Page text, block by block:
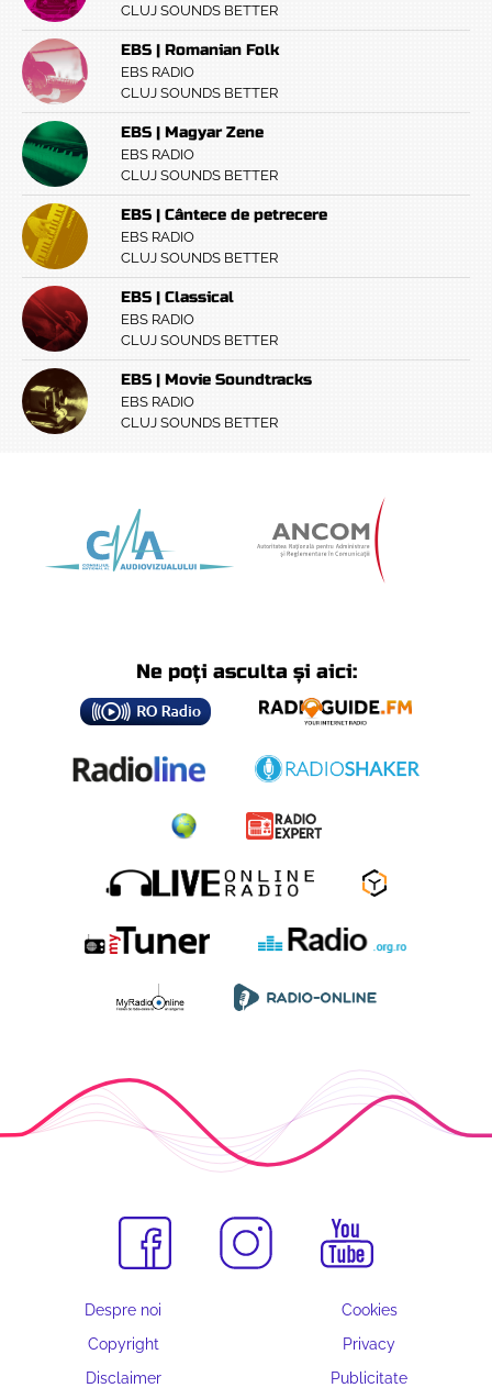
CLUJ SOUNDS BETTER
EBS | Romanian Folk
EBS RADIO
CLUJ SOUNDS BETTER
EBS | Magyar Zene
EBS RADIO
CLUJ SOUNDS BETTER
EBS | Cântece de petrecere
EBS RADIO
CLUJ SOUNDS BETTER
EBS | Classical
EBS RADIO
CLUJ SOUNDS BETTER
EBS | Movie Soundtracks
EBS RADIO
CLUJ SOUNDS BETTER
Ne poți asculta și aici:
Despre noi
Cookies
Copyright
Privacy
Disclaimer
Publicitate